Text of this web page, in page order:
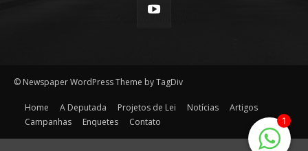
© Newspaper WordPress Theme by TagDiv
Home A Deputada Projetos de Lei Notícias
Artigos
Campanhas
Enquetes Contato 1